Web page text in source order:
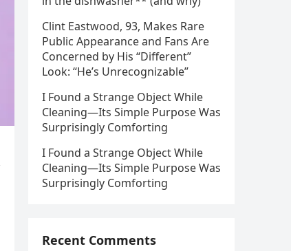
Clint Eastwood, 93, Makes Rare
Public Appearance and Fans Are
Concerned by His “Different”
Look: “He’s Unrecognizable”
I Found a Strange Object While
Cleaning—Its Simple Purpose Was
Surprisingly Comforting
I Found a Strange Object While
Cleaning—Its Simple Purpose Was
Surprisingly Comforting
Recent Comments